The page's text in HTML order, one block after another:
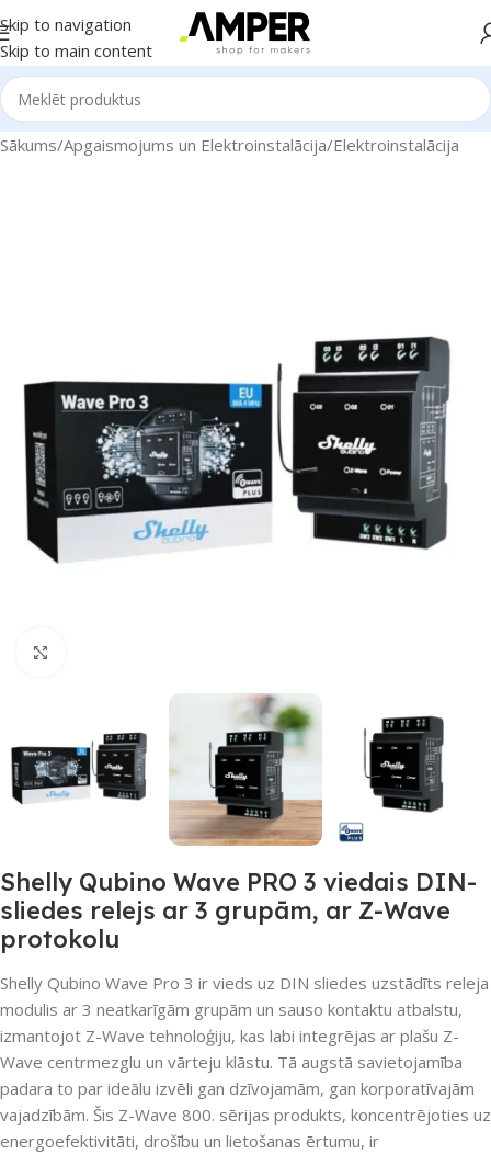
Skip to navigation
Skip to main content
Sākums/Apgaismojums un Elektroinstalācija/Elektroinstalācija
Shelly Qubino Wave PRO 3 viedais DIN-
sliedes relejs ar 3 grupām, ar Z-Wave
protokolu
Shelly Qubino Wave Pro 3 ir vieds uz DIN sliedes uzstādīts releja
modulis ar 3 neatkarīgām grupām un sauso kontaktu atbalstu,
izmantojot Z-Wave tehnoloģiju, kas labi integrējas ar plašu Z-
Wave centrmezglu un vārteju klāstu. Tā augstā savietojamība
padara to par ideālu izvēli gan dzīvojamām, gan korporatīvajām
vajadzībām. Šis Z-Wave 800. sērijas produkts, koncentrējoties uz
energoefektivitāti, drošību un lietošanas ērtumu, ir